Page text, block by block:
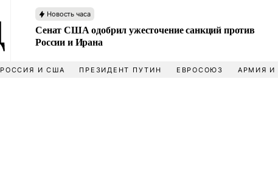
Новость часа
Сенат США одобрил ужесточение санкций против
России и Ирана
РОССИЯ И США ПРЕЗИДЕНТ ПУТИН ЕВРОСОЮЗ АРМИЯ И